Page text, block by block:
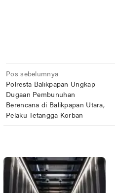
Navigasi
pos
Pos sebelumnya
Polresta Balikpapan Ungkap
Dugaan Pembunuhan
Berencana di Balikpapan Utara,
Pelaku Tetangga Korban